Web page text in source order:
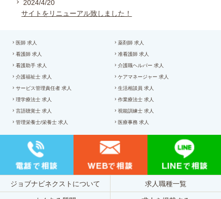
2024/4/20
サイトをリニューアル致しました！
医師 求人 薬剤師 求人
看護師 求人 准看護師 求人
看護助手 求人 介護職ヘルパー 求人
介護福祉士 求人 ケアマネージャー 求人
サービス管理責任者 求人 生活相談員 求人
理学療法士 求人 作業療法士 求人
言語聴覚士 求人 視能訓練士 求人
管理栄養士/栄養士 求人 医療事務 求人
ジョブナビネクストについて 求人職種一覧